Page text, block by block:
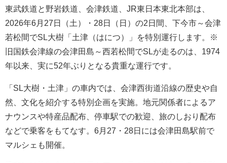
東武鉄道と野岩鉄道、会津鉄道、JR東日本東北本部は、
2026年6月27日（土）・28日（日）の2日間、下今市～会津
若松間でSL大樹「土津（はにつ）」を特別運行します。※
旧国鉄会津線の会津田島～西若松間でSLが走るのは、1974
年以来、実に52年ぶりとなる貴重な運行です。
「SL大樹・土津」の車内では、会津西街道沿線の歴史や自
然、文化を紹介する特別企画を実施。地元関係者によるア
ナウンスや特産品配布、停車駅での歓迎、旅のしおり配布
などで乗客をもてなす。6月27・28日には会津田島駅前で
マルシェも開催。